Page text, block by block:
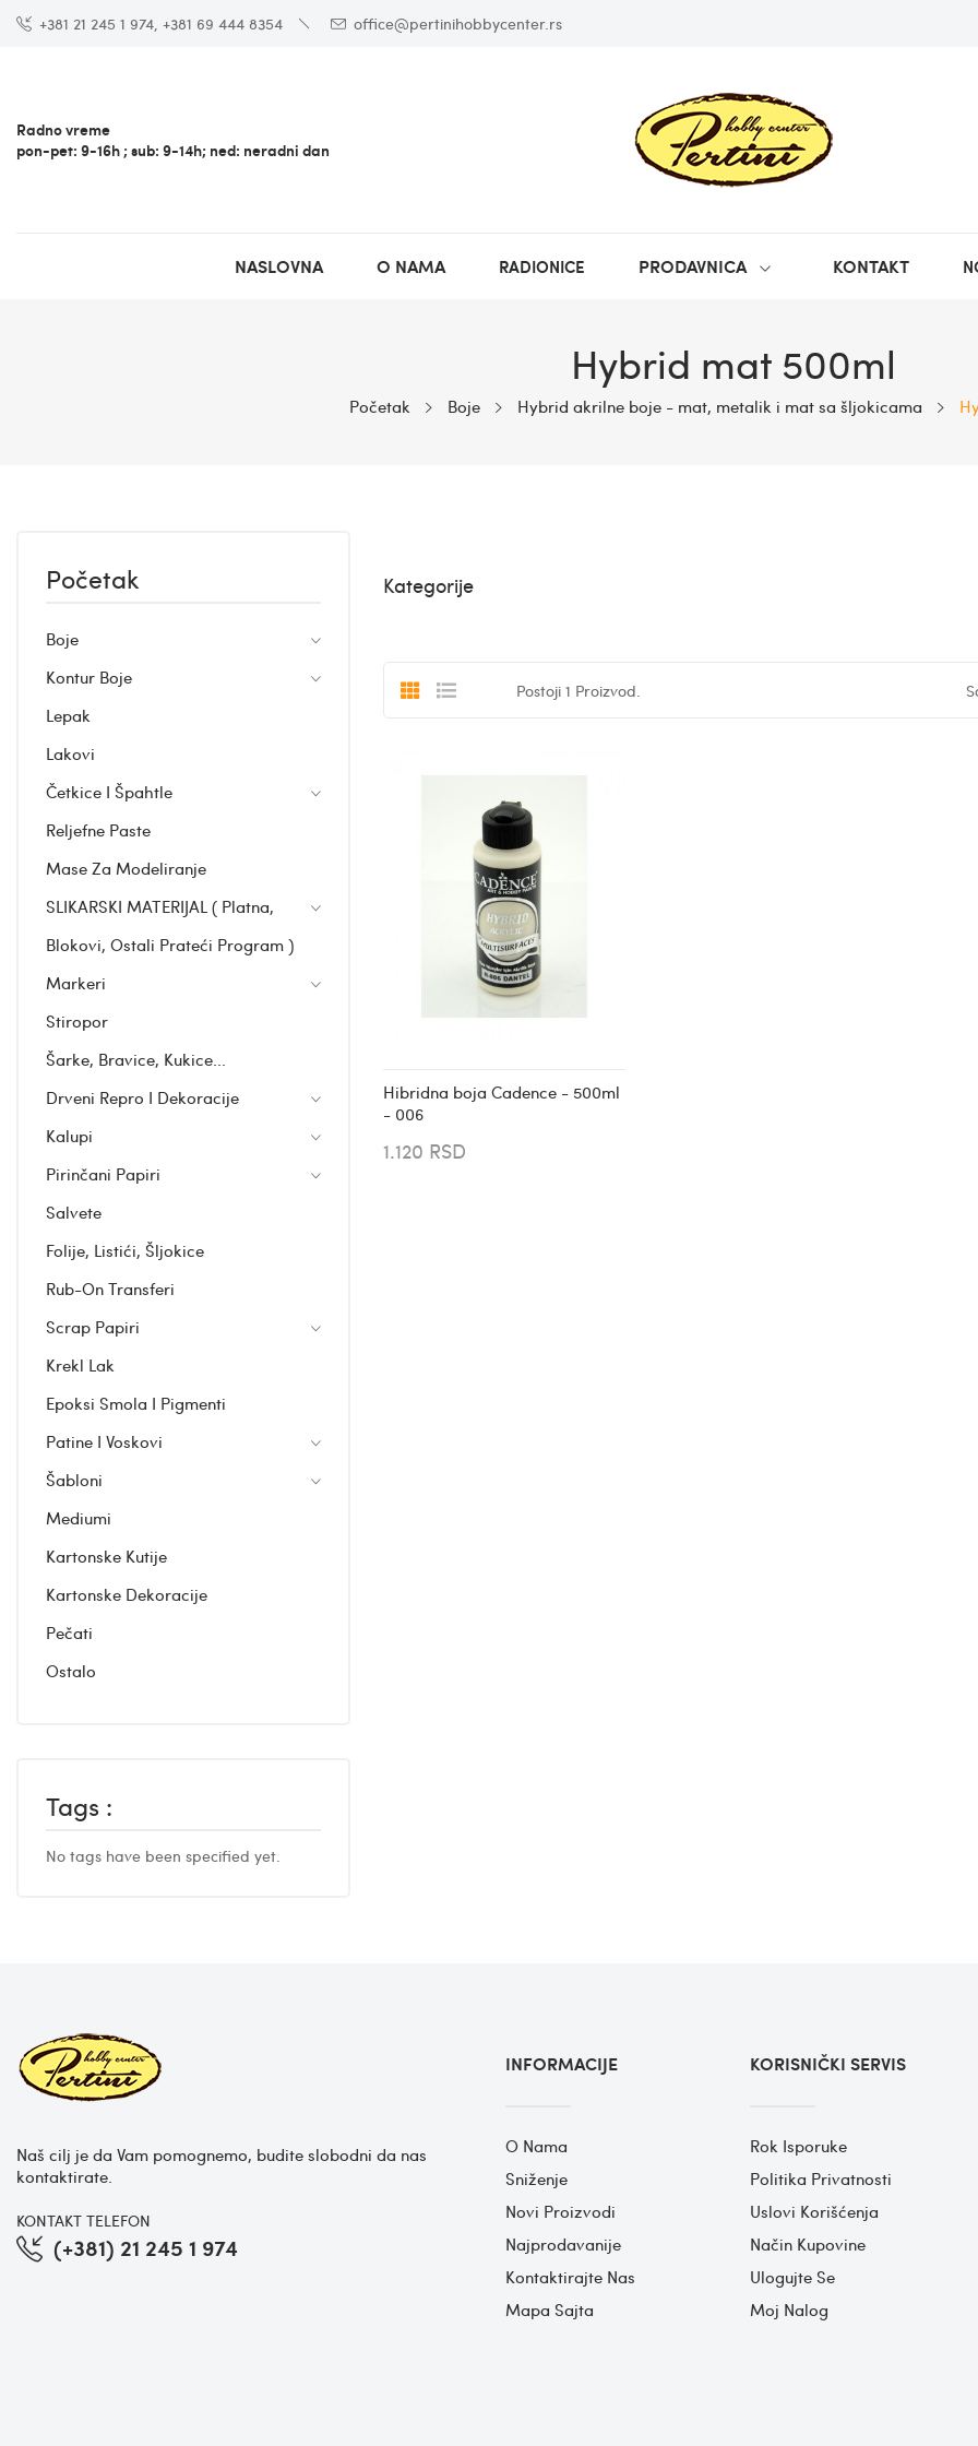
+381 21 245 1 974, +381 69 444 8354 office@pertinihobbycenter.rs
Radno vreme
pon-pet: 9-16h ; sub: 9-14h; ned: neradni dan
NASLOVNA O NAMA RADIONICE PRODAVNICA KONTAKT
Hybrid mat 500ml
Početak Boje Hybrid akrilne boje - mat, metalik i mat sa šljokicama
Početak
Boje
Kontur Boje
Lepak
Lakovi
Četkice I Špahtle
Reljefne Paste
Mase Za Modeliranje
SLIKARSKI MATERIJAL ( Platna,
Blokovi, Ostali Prateći Program )
Markeri
Stiropor
Šarke, Bravice, Kukice...
Drveni Repro I Dekoracije
Kalupi
Pirinčani Papiri
Salvete
Folije, Listići, Šljokice
Rub-On Transferi
Scrap Papiri
Krekl Lak
Epoksi Smola I Pigmenti
Patine I Voskovi
Šabloni
Mediumi
Kartonske Kutije
Kartonske Dekoracije
Pečati
Ostalo
Tags :
No tags have been specified yet.
Kategorije
Postoji 1 Proizvod.
Hibridna boja Cadence - 500ml
- 006
1.120 RSD
Naš cilj je da Vam pomognemo, budite slobodni da nas
kontaktirate.
KONTAKT TELEFON
(+381) 21 245 1 974
INFORMACIJE
O Nama
Sniženje
Novi Proizvodi
Najprodavanije
Kontaktirajte Nas
Mapa Sajta
KORISNIČKI SERVIS
Rok Isporuke
Politika Privatnosti
Uslovi Korišćenja
Način Kupovine
Ulogujte Se
Moj Nalog